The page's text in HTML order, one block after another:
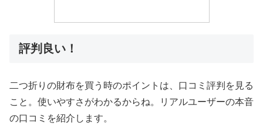
評判良い！
二つ折りの財布を買う時のポイントは、口コミ評判を見る
こと。使いやすさがわかるからね。リアルユーザーの本音
の口コミを紹介します。